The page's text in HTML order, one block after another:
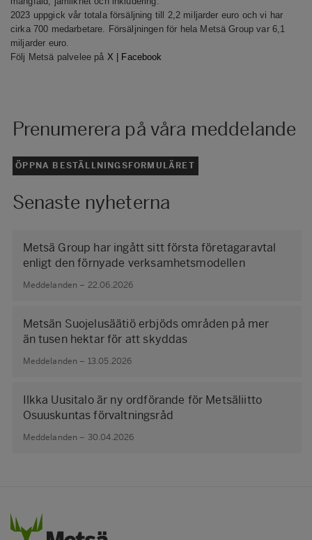
2023 uppgick vår totala försäljning till 2,2 miljarder euro och vi har
cirka 700 medarbetare. Försäljningen för hela Metsä Group var 6,1
miljarder euro.
Följ Metsä palvelee på X | Facebook
Prenumerera på våra meddelande
ÖPPNA BESTÄLLNINGSFORMULÄRET
Senaste nyheterna
Metsä Group har ingått sitt första företagaravtal
enligt den förnyade verksamhetsmodellen
Meddelanden – 22.06.2026
Metsän Suojelusäätiö erbjöds områden på mer
än tusen hektar för att skyddas
Meddelanden – 13.05.2026
Ilkka Uusitalo är ny ordförande för Metsäliitto
Osuuskuntas förvaltningsråd
Meddelanden – 30.04.2026